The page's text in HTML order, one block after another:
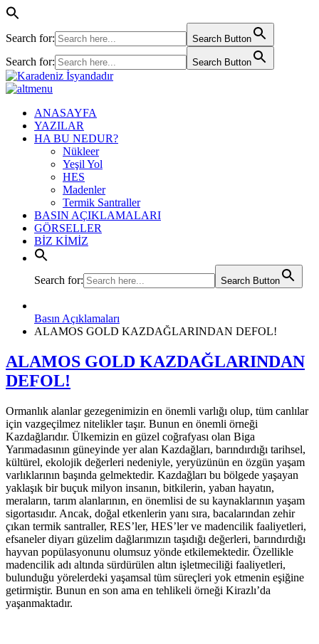
Search for: Search Button
Search for: Search Button
ANASAYFA
YAZILAR
HA BU NEDUR?
Nükleer
Yeşil Yol
HES
Madenler
Termik Santraller
BASIN AÇIKLAMALARI
GÖRSELLER
BİZ KİMİZ
Search for: Search Button
Basın Açıklamaları
ALAMOS GOLD KAZDAĞLARINDAN DEFOL!
ALAMOS GOLD KAZDAĞLARINDAN
DEFOL!
Ormanlık alanlar gezegenimizin en önemli varlığı olup, tüm canlılar
için vazgeçilmez nitelikler taşır. Bunun en önemli örneği
Kazdağlarıdır. Ülkemizin en güzel coğrafyası olan Biga
Yarımadasının güneyinde yer alan Kazdağları, barındırdığı tarihsel,
kültürel, ekolojik değerleri nedeniyle, yeryüzünün en özgün yaşam
varlıklarının başında gelmektedir. Kazdağları bu bölgede yaşayan
yaklaşık bir buçuk milyon insanın, bitkilerin, yaban hayatın,
meraların, tarım alanlarının, en önemlisi de su kaynaklarının yaşam
sigortasıdır. Ancak, doğal etkenlerin yanı sıra, bacalarından zehir
çıkan termik santraller, RES’ler, HES’ler ve madencilik faaliyetleri,
efsaneler diyarı güzelim dağlarımızın taşıdığı değerleri, barındırdığı
hayvan popülasyonunu olumsuz yönde etkilemektedir. Özellikle
madencilik adı altında sürdürülen altın işletmeciliği faaliyetleri,
bulunduğu yörelerdeki yaşamsal tüm süreçleri yok etmenin eşiğine
getirmiştir. Bunun en son ama en tehlikeli örneği Kirazlı’da
yaşanmaktadır.